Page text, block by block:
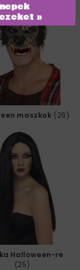
maszkok (26)
Halloween-re
(25)
»